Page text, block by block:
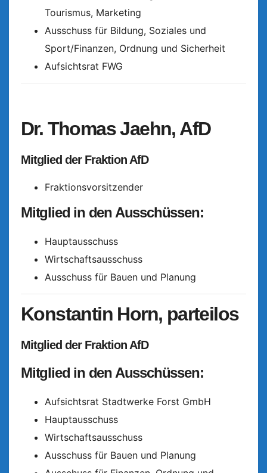
Tourismus, Marketing
Ausschuss für Bildung, Soziales und
Sport/Finanzen, Ordnung und Sicherheit
Aufsichtsrat FWG
Dr. Thomas Jaehn, AfD
Mitglied der Fraktion AfD
Fraktionsvorsitzender
Mitglied in den Ausschüssen:
Hauptausschuss
Wirtschaftsausschuss
Ausschuss für Bauen und Planung
Konstantin Horn, parteilos
Mitglied der Fraktion AfD
Mitglied in den Ausschüssen:
Aufsichtsrat Stadtwerke Forst GmbH
Hauptausschuss
Wirtschaftsausschuss
Ausschuss für Bauen und Planung